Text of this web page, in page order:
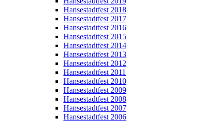
Hansestadtfest 2018
Hansestadtfest 2017
Hansestadtfest 2016
Hansestadtfest 2015
Hansestadtfest 2014
Hansestadtfest 2013
Hansestadtfest 2012
Hansestadtfest 2011
Hansestadtfest 2010
Hansestadtfest 2009
Hansestadtfest 2008
Hansestadtfest 2007
Hansestadtfest 2006